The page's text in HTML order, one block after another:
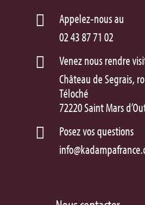

Appelez-nous au
02 43 87 71 02

Venez nous rendre
Château de Segrais,
Téloché
72220 Saint Mars

Posez vos questions